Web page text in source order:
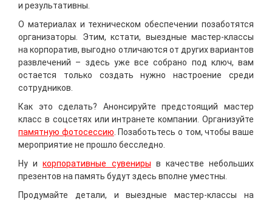
и результативны.
О материалах и техническом обеспечении позаботятся
организаторы. Этим, кстати, выездные мастер-классы
на корпоратив, выгодно отличаются от других вариантов
развлечений – здесь уже все собрано под ключ, вам
остается только создать нужно настроение среди
сотрудников.
Как это сделать? Анонсируйте предстоящий мастер
класс в соцсетях или интранете компании. Организуйте
памятную фотосессию. Позаботьтесь о том, чтобы ваше
мероприятие не прошло бесследно.
Ну икорпоративные сувениры в качестве небольших
презентов на память будут здесь вполне уместны.
Продумайте детали, и выездные мастер-классы на